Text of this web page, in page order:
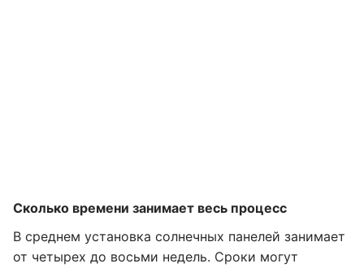
Сколько времени занимает весь процесс
В среднем установка солнечных панелей занимает
от четырех до восьми недель. Сроки могут